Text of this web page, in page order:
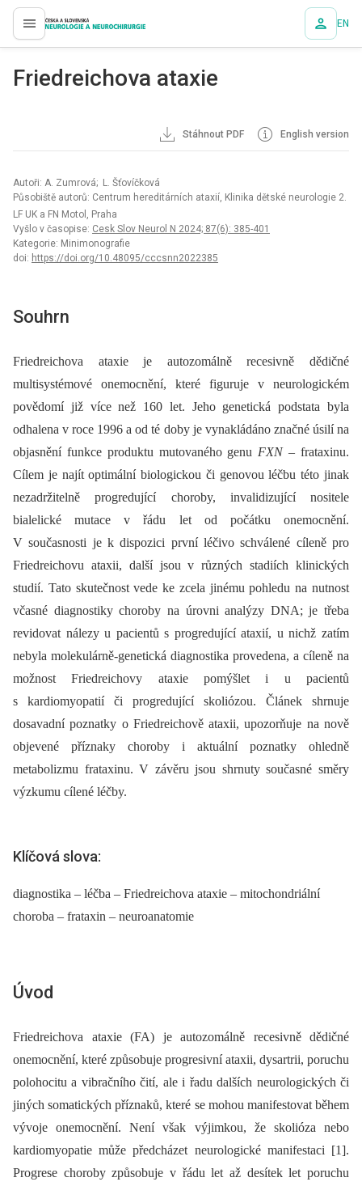
proLékaře.cz EN
Friedreichova ataxie
Stáhnout PDF English version
Autoři: A. Zumrová; L. Šťovíčková
Působiště autorů: Centrum hereditárních ataxií, Klinika dětské neurologie 2.
LF UK a FN Motol, Praha
Vyšlo v časopise: Cesk Slov Neurol N 2024; 87(6): 385-401
Kategorie: Minimonografie
doi: https://doi.org/10.48095/cccsnn2022385
Souhrn
Friedreichova ataxie je autozomálně recesivně dědičné
multisystémové onemocnění, které figuruje v neurologickém
povědomí již více než 160 let. Jeho genetická podstata byla
odhalena v roce 1996 a od té doby je vynakládáno značné úsilí na
objasnění funkce produktu mutovaného genu FXN–⁠ frataxinu.
Cílem je najít optimální biologickou či genovou léčbu této jinak
nezadržitelně progredující choroby, invalidizující nositele
bialelické mutace v řádu let od počátku onemocnění.
V současnosti je k dispozici první léčivo schválené cíleně pro
Friedreichovu ataxii, další jsou v různých stadiích klinických
studií. Tato skutečnost vede ke zcela jinému pohledu na nutnost
včasné diagnostiky choroby na úrovni analýzy DNA; je třeba
revidovat nálezy u pacientů s progredující ataxií, u nichž zatím
nebyla molekulárně-genetická diagnostika provedena, a cíleně na
možnost Friedreichovy ataxie pomýšlet i u pacientů
s kardiomyopatií či progredující skoliózou. Článek shrnuje
dosavadní poznatky o Friedreichově ataxii, upozorňuje na nově
objevené příznaky choroby i aktuální poznatky ohledně
metabolizmu frataxinu. V závěru jsou shrnuty současné směry
výzkumu cílené léčby.
Klíčová slova:
diagnostika – léčba – Friedreichova ataxie – mitochondriální
choroba – frataxin – neuroanatomie
Úvod
Friedreichova ataxie (FA) je autozomálně recesivně dědičné
onemocnění, které způsobuje progresivní ataxii, dysartrii, poruchu
polohocitu a vibračního čití, ale i řadu dalších neurologických či
jiných somatických příznaků, které se mohou manifestovat během
vývoje onemocnění. Není však výjimkou, že skolióza nebo
kardiomyopatie může předcházet neurologické manifestaci [1].
Progrese choroby způsobuje v řádu let až desítek let poruchu